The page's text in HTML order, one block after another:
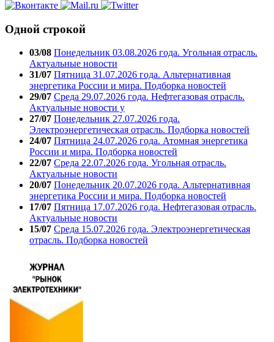
Одной строкой
03/08 Понедельник 03.08.2026 года. Угольная отрасль.
Актуальные новости
31/07 Пятница 31.07.2026 года. Альтернативная
энергетика России и мира. Подборка новостей
29/07 Среда 29.07.2026 года. Нефтегазовая отрасль.
Актуальные новости у
27/07 Понедельник 27.07.2026 года.
Электроэнергетическая отрасль. Подборка новостей
24/07 Пятница 24.07.2026 года. Атомная энергетика
России и мира. Подборка новостей
22/07 Среда 22.07.2026 года. Угольная отрасль.
Актуальные новости
20/07 Понедельник 20.07.2026 года. Альтернативная
энергетика России и мира. Подборка новостей
17/07 Пятница 17.07.2026 года. Нефтегазовая отрасль.
Актуальные новости
15/07 Среда 15.07.2026 года. Электроэнергетическая
отрасль. Подборка новостей